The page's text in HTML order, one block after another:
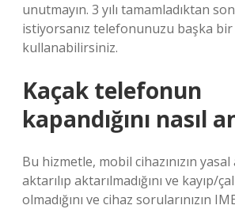
unutmayın. 3 yılı tamamladıktan
istiyorsanız telefonunuzu başka bir
kullanabilirsiniz.
Kaçak telefonun
kapandığını nasıl
Bu hizmetle, mobil cihazınızın
aktarılıp aktarılmadığını ve kayıp/
olmadığını ve cihaz sorularınızın